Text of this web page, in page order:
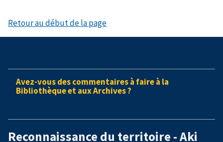
Retour au début de la page
Avez-vous des commentaires à faire à la
Bibliothèque et aux Archives ?
Reconnaissance du territoire - Aki